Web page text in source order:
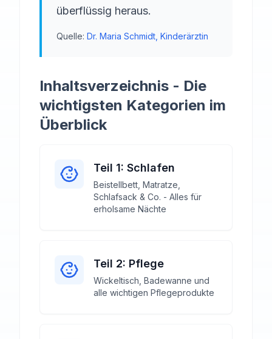
überflüssig heraus.
Quelle: Dr. Maria Schmidt, Kinderärztin
Inhaltsverzeichnis - Die
wichtigsten Kategorien im
Überblick
Teil 1: Schlafen
Beistellbett, Matratze,
Schlafsack & Co. - Alles für
erholsame Nächte
Teil 2: Pflege
Wickeltisch, Badewanne und
alle wichtigen Pflegeprodukte